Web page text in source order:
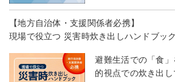
【地方自治体・支援関係者必携】
現場で役立つ 災害時炊き出しハンドブック
避難生活での「食
的視点での炊き出